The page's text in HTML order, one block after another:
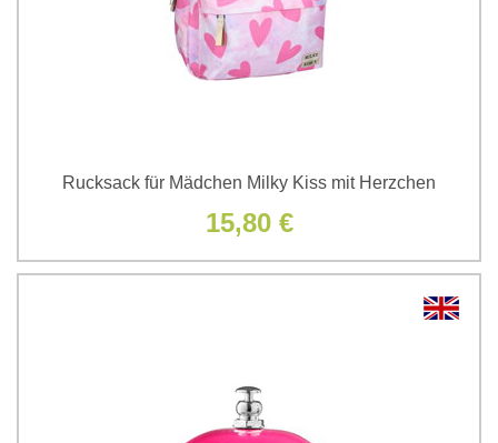
Rucksack für Mädchen Milky Kiss mit Herzchen
15,80 €